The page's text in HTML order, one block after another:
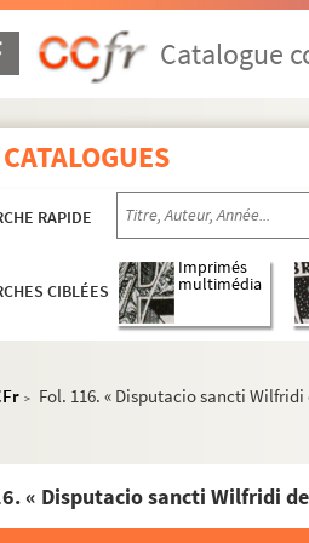
Catalogue
RAPIDE
CIBLÉES
Imprimés
multimédia
> Fol. 116. « Disputacio sancti
8 vo. « Prefatio sancti Jeronimi
11. « Passio SS. Adriani et sociorum.
18. Vita S. Maurilii, auctore Gregorio
24 vo. « Relatio qualiter crux ab
26. « Vita S. Cornelii pape. In diebus
29 vo. « Vita S. Cypriani episcopi.
30. « Publica penitentia Theophili.
33 vo. « Prologus in vitam beati
56 vo. « Vita S. Mathei evangeliste.
59 vo. « Passio S Tecle virginis.